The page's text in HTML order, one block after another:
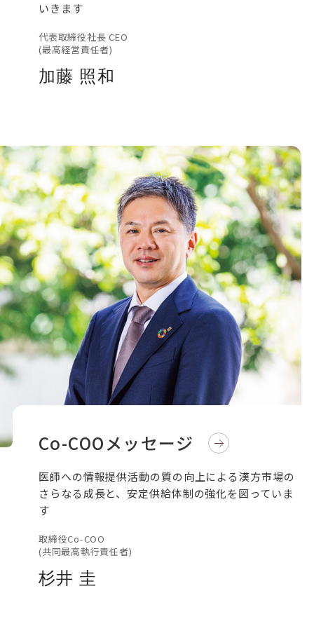
いきます
代表取締役社長 CEO
(最高経営責任者)
加藤 照和
Co-COOメッセージ
医師への情報提供活動の質の向上による漢方市場の
さらなる成長と、安定供給体制の強化を図っていま
す
取締役Co-COO
(共同最高執行責任者)
杉井 圭